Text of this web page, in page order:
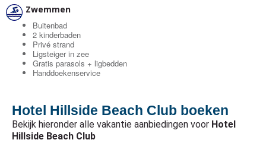
Zwemmen
Buitenbad
2 kinderbaden
Privé strand
Ligsteiger in zee
Gratis parasols + ligbedden
Handdoekenservice
Hotel Hillside Beach Club boeken
Bekijk hieronder alle vakantie aanbiedingen voor Hotel
Hillside Beach Club